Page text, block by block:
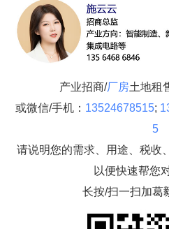
产业招商/厂房土地租
或微信/手机： 13524678515;
5
请说明您的需求、用途、税收
以便快速帮您
长按/扫一扫加葛